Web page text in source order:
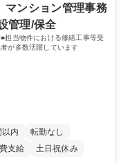
マンション管理事務
管理/保全
担当物件における修繕工事等受
が多数活躍しています
内
転勤なし
支給 土日祝休み